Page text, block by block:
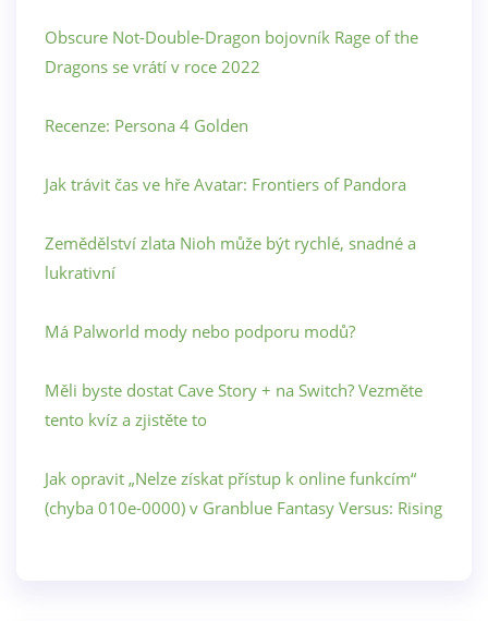
Obscure Not-Double-Dragon bojovník Rage of the
Dragons se vrátí v roce 2022
Recenze: Persona 4 Golden
Jak trávit čas ve hře Avatar: Frontiers of Pandora
Zemědělství zlata Nioh může být rychlé, snadné a
lukrativní
Má Palworld mody nebo podporu modů?
Měli byste dostat Cave Story + na Switch? Vezměte
tento kvíz a zjistěte to
Jak opravit „Nelze získat přístup k online funkcím“
(chyba 010e-0000) v Granblue Fantasy Versus: Rising